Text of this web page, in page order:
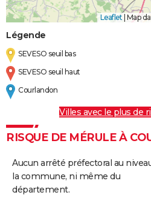
Leaflet Map
Légende
SEVESO seuil bas
SEVESO seuil haut
Courlandon
Villes avec le plus de
RISQUE DE MÉRULE À
Aucun arrêté préfectoral au
la commune, ni même du
département.